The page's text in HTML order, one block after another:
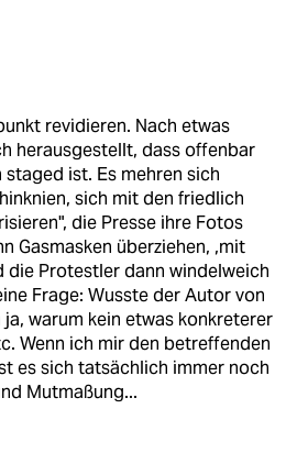
revidieren. Nach etwas
herausgestellt, dass offenbar
ist. Es mehren sich
sich mit den friedlich
die Presse ihre Fotos
Gasmasken überziehen, ,mit
die Protestler dann windelweich
Frage: Wusste der Autor von
warum kein etwas konkreterer
Wenn ich mir den betreffenden
es sich tatsächlich immer noch
Mutmaßung...